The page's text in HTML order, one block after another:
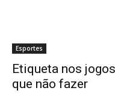
Esportes
Etiqueta nos
que não fazer